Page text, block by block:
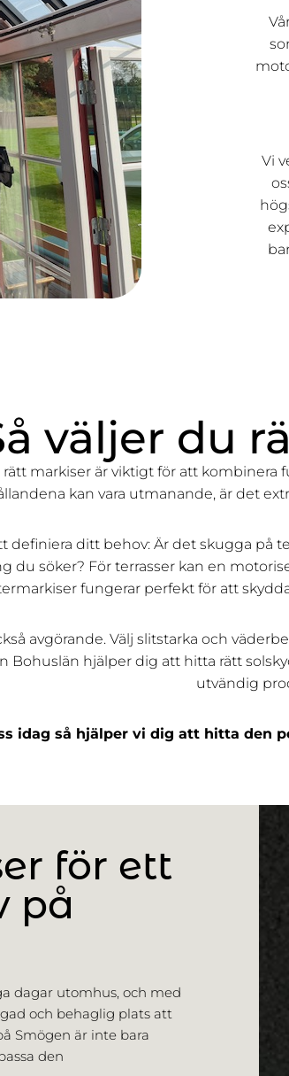
Vi
väljer du
rätt markiser är viktigt för att kombinera
kan vara utmanande, är det
definiera ditt behov: Är det skugga på
du söker? För terrasser kan en
fungerar perfekt för att
avgörande. Välj slitstarka och
Bohuslän hjälper dig att hitta rätt
utvändig
idag så hjälper vi dig att hitta den
för ett
på
dagar utomhus, och med
och behaglig plats att
Smögen är inte bara
den